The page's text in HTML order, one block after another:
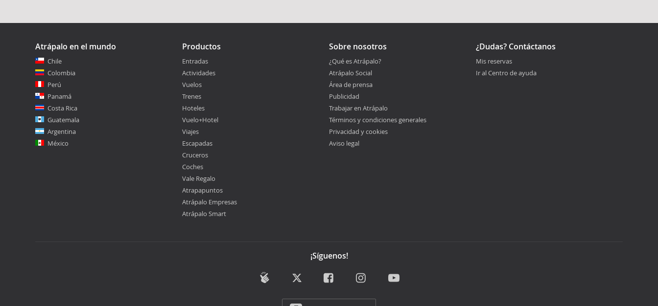
Atrápalo en el mundo
Chile
Colombia
Perú
Panamá
Costa Rica
Guatemala
Argentina
México
Productos
Entradas
Actividades
Vuelos
Trenes
Hoteles
Vuelo+Hotel
Viajes
Escapadas
Cruceros
Coches
Vale Regalo
Atrapapuntos
Atrápalo Empresas
Atrápalo Smart
Sobre nosotros
¿Qué es Atrápalo?
Atrápalo Social
Área de prensa
Publicidad
Trabajar en Atrápalo
Términos y condiciones generales
Privacidad y cookies
Aviso legal
¿Dudas? Contáctanos
Mis reservas
Ir al Centro de ayuda
¡Síguenos!